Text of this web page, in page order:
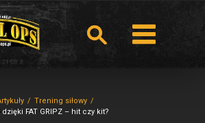
Trening siłowy
FAT GRIPZ – hit czy kit?